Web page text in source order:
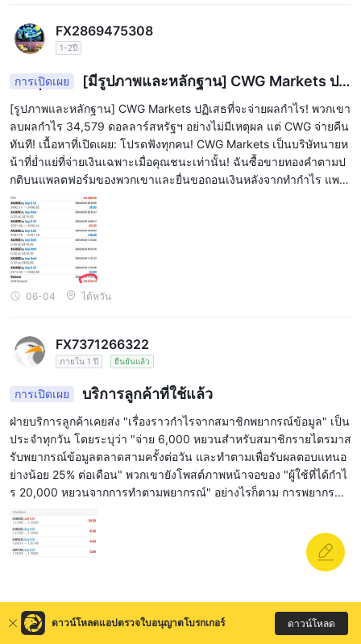
FX2869475308
1-2ปี
การเปิดเผย
[มีรูปภาพและหลักฐาน] CWG Markets ปฏิ
เสธที่จะจ่ายเงินรางวัล! ลบเงินรางวัลอย่างไม่มีเหตุผล
[รูปภาพและหลักฐาน] CWG Markets ปฏิเสธที่จะจ่ายผลกำไร! พวกเขา
ลบผลกำไร 34,579 ดอลลาร์สหรัฐฯ อย่างไม่มีเหตุผล แต่ CWG จ่ายคืน
ทันที! เนื้อหาที่เปิดเผย: โปรดฟังทุกคน! CWG Markets เป็นบริษัทนายห
น้าที่ย่ำแย่ที่จ่ายเงินเฉพาะเมื่อคุณชนะเท่านั้น! ฉันซื้อขายทองคำตามป
กติบนแพลตฟอร์มของพวกเขาและยื่นขอถอนเงินหลังจากทำกำไร แพล
ตฟอร์มปฏิเสธโดยไม่แจ้งล่วงหน้า จากนั้นผ่านการดำเนินการที่ไม่โปร่ง
ใส ได้หักผลกำไรตามกฎหมายทั้งหมดของฉันจำนวน 34,579.43 ดอลล
าร์สหรัฐฯ (ประมาณหนึ่งล้าน NTD) โดยไม่มีหลักฐานสำคัญใดๆ! เพื่อป
กป้องความเป็นส่วนตัว ต่อไปนี้เป็นการเปิดเผยบางส่วนของข้อมูลบัญชี
ที่ไม่ระบุตัวตนและไทม์ไลน์ของการประพฤติมิชอบ รวมถึงข้อมูลเกี่ยวกั
บบัญชีที่ถูกหักอย่างไม่เป็นธรรมจากนายหน้า: ผู้ถือบัญชี CWG Market
s: คุณหลิว บัญชีซื้อขาย (MT4): 667***** จำนวนที่ถูกหักโดยไม่ได้รับ
-07-31 คำขอถอนเงินถูกปฏิเสธ: ฉันขอถอนเงิน 24,800 USD ในระบบ
แบ็คเอนด์ หมายเลขธุรกรรม PW2024073118 แพลตฟอร์มเปลี่ยนสถา
งินโดยไม่ได้รับความยินยอม 2024-09-23 ข้อกล่าวหาที่มีเจตนาร้าย:
ts.com), กล่าวหาฉันเพียงฝ่ายเดียวและอย่างไม่เป็นธรรมว่าใช้ \"การเ
ก็งกำไรจากส่วนต่างระหว่างแพลตฟอร์ม\" ในการซื้อขายที่ผิดกฎหมาย
และแบนฉันจากการซื้อขายโดยตรง 23 กันยายน 2024 - การถอนเงินโ
ดยไม่ได้รับความยินยอม: โดยไม่ได้รับอนุญาตจากฉัน ระบบ CWG ได้
ดำเนินการถอนเงินโดยไม่ได้รับความยินยอมจำนวน -34,579.43 USD
อย่างไม่เกรงใจ ลบผลกำไรทั้งหมดออกจากบัญชีของฉัน ทำไมพฤติกรรม
ของ CWG ถึงถูกอธิบายว่าไม่โปร่งใสและเป็นอันธพาล? ผู้เล่นและผู้ตัด
สิน ไม่มีหลักฐานให้: อีเมลอย่างเป็นทางการสั่งให้ฉันเข้าสู่ระบบ MT4 ด้
วยตนเองเพื่อดึงบันทึกการซื้อขายของฉันและค้นหาการละเมิดใดๆ ในฐ
ไปยังบัญชีทางการอย่างเป็นทางการ โดยถามว่า \"ธุรกรรมใดที่ละเมิดก
ฎ? เกณฑ์ในการพิจารณาการละเมิดคืออะไร?\" น่าแปลกใจที่บัญชีทาง
06-04 ไต้หวัน
FX7371266322
ภายใน 1 ปี ยืนยันแล้ว
การเปิดเผย บริการลูกค้าที่ใช้แล้ว
ฝ่ายบริการลูกค้าเคยส่ง "เรื่องราวกำไรจากสมาชิกพยากรณ์ข้อมูล" เป็น
ประจำทุกวัน โดยระบุว่า "จ่าย 6,000 หยวนสำหรับสมาชิกรายไตรมาส
รับพยากรณ์ข้อมูลตลาดสามครั้งต่อวัน และทำตามเพื่อรับผลตอบแทนอ
ย่างน้อย 25% ต่อเดือน" พวกเขายังโพสต์ภาพหน้าจอของ "ผู้ใช้ที่ได้กำไ
ร 20,000 หยวนจากการทำตามพยากรณ์" อย่างไรก็ตาม การพยากรณ์
ครั้งแรกของพวกเขาบอกให้ฉันซื้อสินค้าบางอย่าง ฉันทำตามและลงทุน
50,000 หยวน แต่กลับเห็นราคาตกลง 15% ในวันเดียวกัน ส่งผลให้ขาด
ทุน 7,500 หยวน! การพยากรณ์เก้าครั้งถัดไปไม่ว่าจะนำไปสู่การซื้อขาย
ที่ตรงกันข้ามหรือพยากรณ์ผิดเพี้ยนไปมาก ส่งผลให้ขาดทุนรวม 40,000
รณ์อ้างอิงจากข้อมูลในอดีต ตลาดจริงมีความผันผวน และการขาดทุนเ
ป็นความผิดของคุณที่ไม่ปรับตัวได้อย่างยืดหยุ่น" ฉันขอคืนเงินและค่าช
ดเชย แต่พวกเขากล่าวว่า "เราให้บริการสมาชิก และไม่รับผิดชอบต่อคว
2025-09-07
ดาวน์โหลดแอปตรวจใบอนุญาตโบรกเกอร์ ดาวน์โหลด